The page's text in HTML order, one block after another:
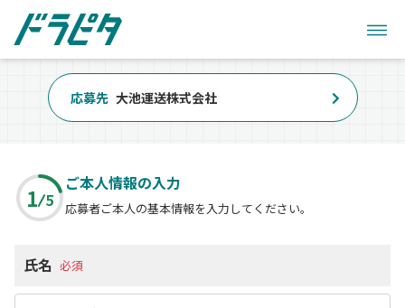
応募先 大池運送株式会社
1 5
ご本人情報の入力
応募者ご本人の基本情報を入力してください。
氏名 必須